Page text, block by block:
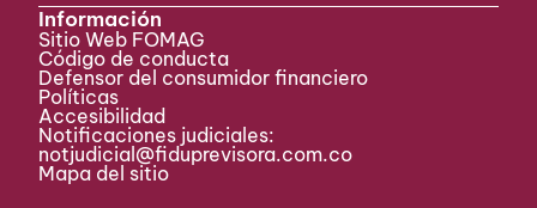
Información
Sitio Web FOMAG
Código de conducta
Defensor del consumidor financiero
Políticas
Accesibilidad
Notificaciones judiciales:
notjudicial@fiduprevisora.com.co
Mapa del sitio